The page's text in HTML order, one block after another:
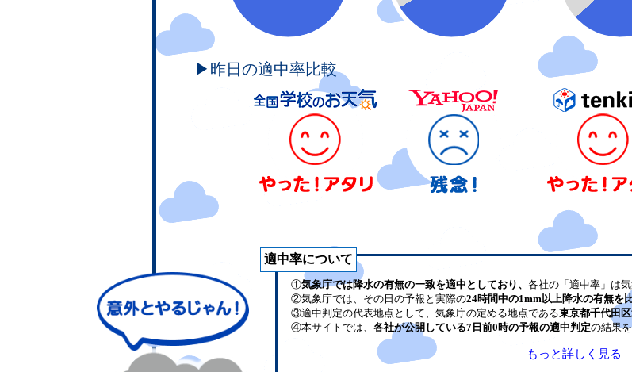
▶昨日の適中率比較
適中率について
①気象庁では降水の有無の一致を適中としており、 各社の「適中率」は
②気象庁では、その日の予報と実際の24時間中の1mm以上降水の有無を比
③適中判定の代表地点として、気象庁の定める地点である東京都千代田
④本サイトでは、 各社が公開している7日前0時の予報の適中判定の結果
もっと詳しく見る